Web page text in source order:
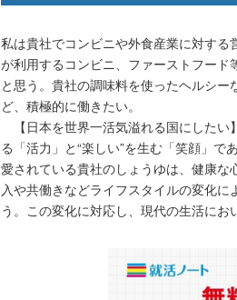
私は貴社でコンビニや外食産業に対す
が利用するコンビニ、ファーストフー
と思う。貴社の調味料を使ったヘルシ
ど、積極的に働きたい。
【日本を世界一活気溢れる国にしたい
る「活力」と“楽しい”を生む「笑顔」
愛されている貴社のしょうゆは、健康
入や共働きなどライフスタイルの変化
う。この変化に対応し、現代の生活に